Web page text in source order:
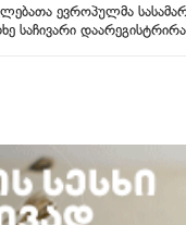
ევროპულმა
საჩივარი დაარეგისტრირა